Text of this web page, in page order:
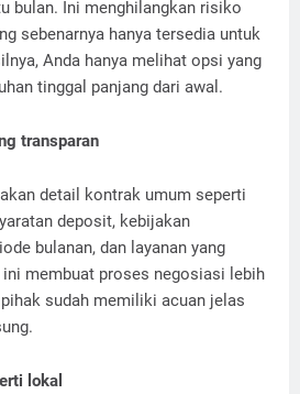
bulan. Ini menghilangkan risiko
sebenarnya hanya tersedia untuk
Anda hanya melihat opsi yang
tinggal panjang dari awal.
transparan
detail kontrak umum seperti
deposit, kebijakan
bulanan, dan layanan yang
membuat proses negosiasi lebih
sudah memiliki acuan jelas
lokal